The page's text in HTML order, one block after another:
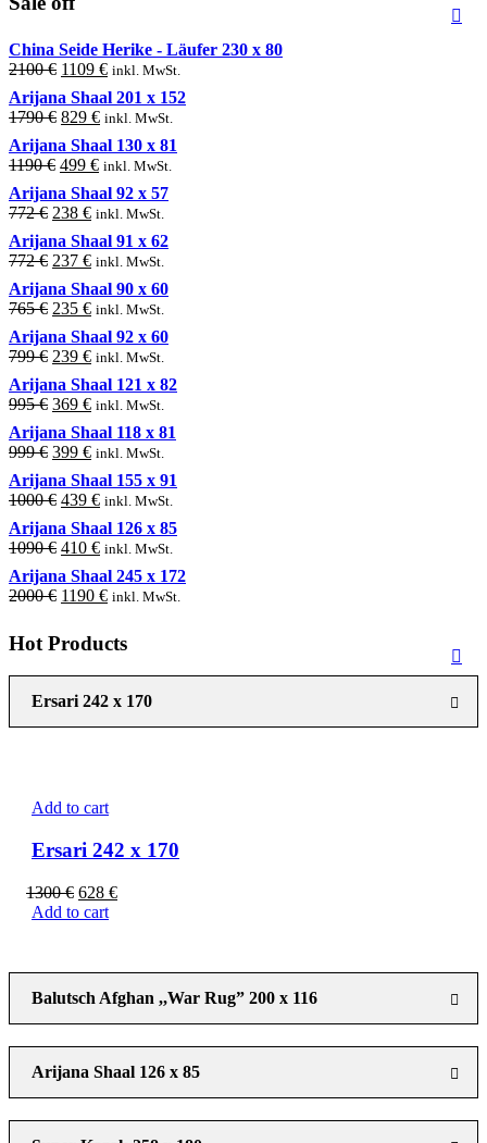
China Seide Herike - Läufer 230 x 80
2100€ Original
price
was:
2100 €.
1109 €Current
price
is:
1109 €.
inkl. MwSt.
Arijana Shaal 201 x 152
1790€ Original
price
was:
1790 €.
829 €Current
price
is:
829 €.
inkl. MwSt.
Arijana Shaal 130 x 81
1190€ Original
price
was:
1190 €.
499 €Current
price
is:
499 €.
inkl. MwSt.
Arijana Shaal 92 x 57
772€ Original
price
was:
772 €.
238 €Current
price
is:
238 €.
inkl. MwSt.
Arijana Shaal 91 x 62
772€ Original
price
was:
772 €.
237 €Current
price
is:
237 €.
inkl. MwSt.
Arijana Shaal 90 x 60
765€ Original
price
was:
765 €.
235 €Current
price
is:
235 €.
inkl. MwSt.
Arijana Shaal 92 x 60
799€ Original
price
was:
799 €.
239 €Current
price
is:
239 €.
inkl. MwSt.
Arijana Shaal 121 x 82
995€ Original
price
was:
995 €.
369 €Current
price
is:
369 €.
inkl. MwSt.
Arijana Shaal 118 x 81
999€ Original
price
was:
999 €.
399 €Current
price
is:
399 €.
inkl. MwSt.
Arijana Shaal 155 x 91
1000€ Original
price
was:
1000 €.
439 €Current
price
is:
439 €.
inkl. MwSt.
Arijana Shaal 126 x 85
1090€ Original
price
was:
1090 €.
410 €Current
price
is:
410 €.
inkl. MwSt.
Arijana Shaal 245 x 172
2000€ Original
was:
2000 €.
1190 €Current
1190 €.
inkl. MwSt.
Hot Products
Ersari 242 x 170
Add to cart
Ersari 242 x 170
1300€ Original
price
628 €Current
Add to cart
Balutsch Afghan ,,War Rug” 200 x 116
Arijana Shaal 126 x 85